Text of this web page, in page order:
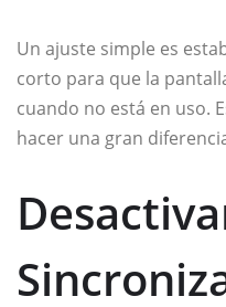
Un ajuste simple es
corto para que la
cuando no está en uso.
hacer una gran